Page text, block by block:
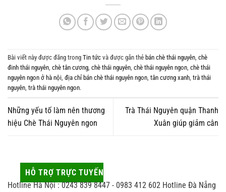
Bài viết này được đăng trong Tin tức và được gắn thẻ bán chè thái nguyên, chè
đinh thái nguyên, chè tân cương, chè thái nguyên, chè thái nguyên ngon, chè thái
nguyên ngon ở hà nội, địa chỉ bán chè thái nguyên ngon, tân cương xanh, trà thái
nguyên, trà thái nguyên ngon.
Những yếu tố làm nên thương
hiệu Chè Thái Nguyên ngon
Trà Thái Nguyên quận Thanh
Xuân giúp giảm cân
HỖ TRỢ TRỰC TUYẾN
Hotline Hà Nội : 0243 839 8447 - 0983 412 602 Hotline Đà Nẵng